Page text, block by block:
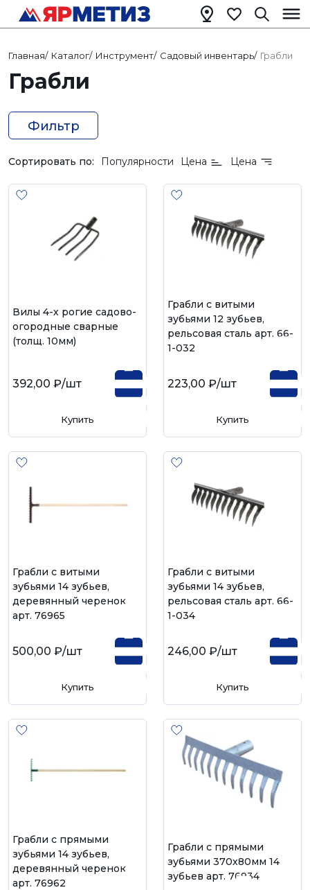
Главная/ Каталог/ Инструмент/ Садовый инвентарь/ Грабли
Грабли
Фильтр
Сортировать по: Популярности Цена Цена
Вилы 4-х рогие садово-
огородные сварные
(толщ. 10мм)
392,00 ₽/шт
Купить
Грабли с витыми
зубьями 12 зубьев,
рельсовая сталь арт. 66-
1-032
223,00 ₽/шт
Купить
Грабли с витыми
зубьями 14 зубьев,
деревянный черенок
арт. 76965
500,00 ₽/шт
Купить
Грабли с витыми
зубьями 14 зубьев,
рельсовая сталь арт. 66-
1-034
246,00 ₽/шт
Купить
Грабли с прямыми
зубьями 14 зубьев,
деревянный черенок
арт. 76962
Грабли с прямыми
зубьями 370х80мм 14
зубьев арт. 76934